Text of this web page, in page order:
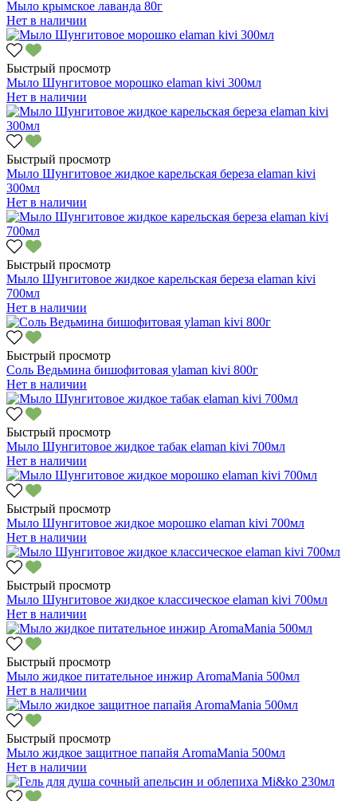
Мыло крымское лаванда 80г
Нет в наличии
Быстрый просмотр
Мыло Шунгитовое морошко elaman kivi 300мл
Нет в наличии
Быстрый просмотр
Мыло Шунгитовое жидкое карельская береза elaman kivi
300мл
Нет в наличии
Быстрый просмотр
Мыло Шунгитовое жидкое карельская береза elaman kivi
700мл
Нет в наличии
Быстрый просмотр
Соль Ведьмина бишофитовая уlaman kivi 800г
Нет в наличии
Быстрый просмотр
Мыло Шунгитовое жидкое табак elaman kivi 700мл
Нет в наличии
Быстрый просмотр
Мыло Шунгитовое жидкое морошко elaman kivi 700мл
Нет в наличии
Быстрый просмотр
Мыло Шунгитовое жидкое классическое elaman kivi 700мл
Нет в наличии
Быстрый просмотр
Мыло жидкое питательное инжир AromaMania 500мл
Нет в наличии
Быстрый просмотр
Мыло жидкое защитное папайя AromaMania 500мл
Нет в наличии